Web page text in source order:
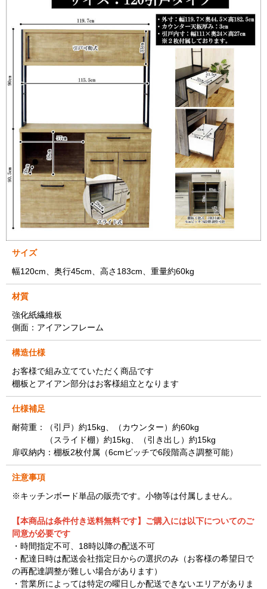
サイズ
幅120cm、奥行45cm、高さ183cm、重量約60kg
材質
強化紙繊維板
側面：アイアンフレーム
構造仕様
お客様で組み立てていただく商品です
棚板とアイアン部分はお客様組立となります
仕様補足
耐荷重：（引戸）約15kg、（カウンター）約60kg
（スライド棚）約15kg、（引き出し）約15kg
扉収納内：棚板2枚付属（6cmピッチで6段階高さ調整可能）
注意事項
※キッチンボード単品の販売です。小物等は付属しません。
【本商品は条件付き送料無料です】ご購入には以下についてのご
同意が必要です
・時間指定不可、18時以降の配送不可
・配達日時は配送会社指定日からの選択のみ（お客様の希望日で
の再配達調整が難しい場合があります）
・営業所によっては特定の曜日しか配送できないエリアがありま